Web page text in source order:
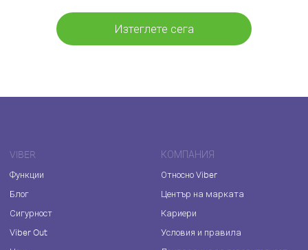
Изтеглете сега
VIBER
Функции
Блог
Сигурност
Viber Out
КОМПАНИЯ
Относно Viber
Център на марката
Кариери
Условия и правила